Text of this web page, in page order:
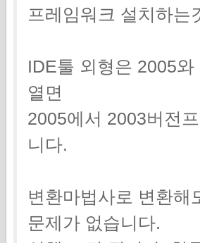
프레임워크 설치하는
IDE툴 외형은 2005
열면
2005에서 2003버전
니다.
변환마법사로 변환해
문제가 없습니다.